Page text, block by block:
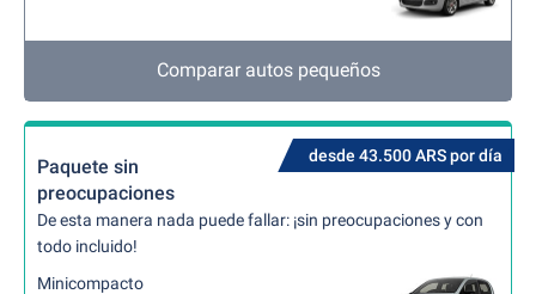
Comparar autos pequeños
desde 43.500 ARS por día
Paquete sin
preocupaciones
De esta manera nada puede fallar: ¡sin preocupaciones y con
todo incluido!
Minicompacto